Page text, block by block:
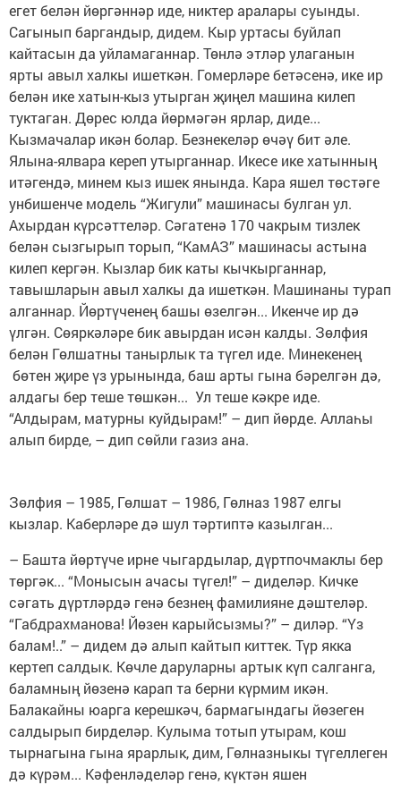
егет белән йөргәннәр иде, никтер аралары суынды.
Сагынып баргандыр, дидем. Кыр уртасы буйлап
кайтасын да уйламаганнар. Төнлә этләр улаганын
ярты авыл халкы ишеткән. Гомерләре бетәсенә, ике ир
белән ике хатын-кыз утырган җиңел машина килеп
туктаган. Дөрес юлда йөрмәгән ярлар, диде...
Кызмачалар икән болар. Безнекеләр өчәү бит әле.
Ялына-ялвара кереп утырганнар. Икесе ике хатынның
итәгендә, минем кыз ишек янында. Кара яшел төстәге
унбишенче модель “Жигули” машинасы булган ул.
Ахырдан күрсәттеләр. Сәгатенә 170 чакрым тизлек
белән сызгырып торып, “КамАЗ” машинасы астына
килеп кергән. Кызлар бик каты кычкырганнар,
тавышларын авыл халкы да ишеткән. Машинаны турап
алганнар. Йөртүченең башы өзелгән... Икенче ир дә
үлгән. Сөяркәләре бик авырдан исән калды. Зөлфия
белән Гөлшатны танырлык та түгел иде. Минекенең
бөтен җире үз урынында, баш арты гына бәрелгән дә,
алдагы бер теше төшкән... Ул теше кәкре иде.
“Алдырам, матурны куйдырам!” – дип йөрде. Аллаһы
алып бирде, – дип сөйли газиз ана.
Зөлфия – 1985, Гөлшат – 1986, Гөлназ 1987 елгы
кызлар. Каберләре дә шул тәртиптә казылган...
– Башта йөртүче ирне чыгардылар, дүртпочмаклы бер
төргәк... “Монысын ачасы түгел!” – диделәр. Кичке
сәгать дүртләрдә генә безнең фамилияне дәштеләр.
“Габдрахманова! Йөзен карыйсызмы?” – диләр. “Үз
балам!..” – дидем дә алып кайтып киттек. Түр якка
кертеп салдык. Көчле даруларны артык күп салганга,
баламның йөзенә карап та берни күрмим икән.
Балакайны юарга керешкәч, бармагындагы йөзеген
салдырып бирделәр. Кулыма тотып утырам, кош
тырнагына гына ярарлык, дим, Гөлназныкы түгеллеген
дә күрәм... Кәфенләделәр генә, күктән яшен